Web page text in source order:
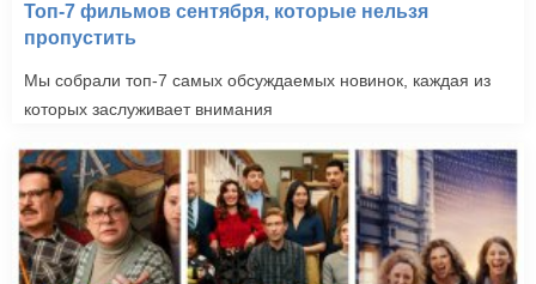
Топ-7 фильмов сентября, которые нельзя
пропустить
Мы собрали топ-7 самых обсуждаемых новинок, каждая из
которых заслуживает внимания